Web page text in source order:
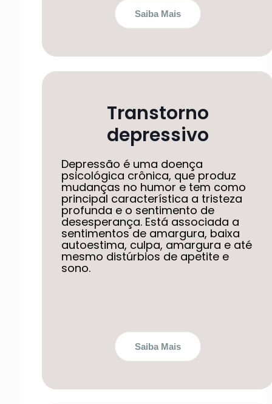
Saiba Mais
Transtorno
depressivo
Depressão é uma doença
psicológica crônica, que produz
mudanças no humor e tem como
principal característica a tristeza
profunda e o sentimento de
desesperança. Está associada a
sentimentos de amargura, baixa
autoestima, culpa, amargura e até
mesmo distúrbios de apetite e
sono.
Saiba Mais